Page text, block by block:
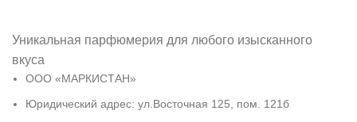
Уникальная парфюмерия для любого изысканного
вкуса
ООО «МАРКИСТАН»
Юридический адрес: ул.Восточная 125, пом. 121б